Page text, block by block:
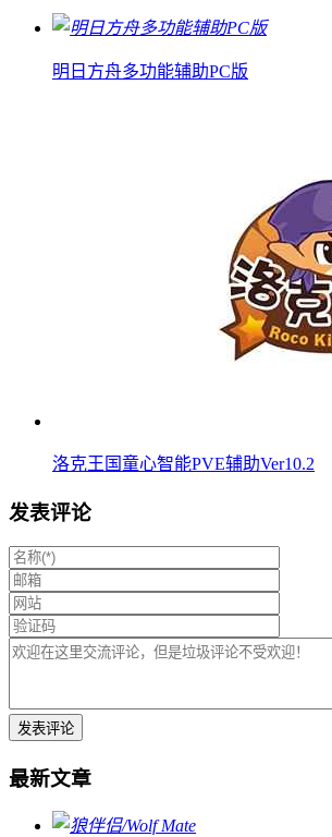
明日方舟多功能辅助PC版
洛克王国童心智能PVE辅助Ver10.2
发表评论
最新文章